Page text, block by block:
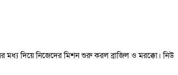
মধ্য দিয়ে নিজেদের মিশন শুরু করল ব্রাজিল ও মরক্কো। নিউ